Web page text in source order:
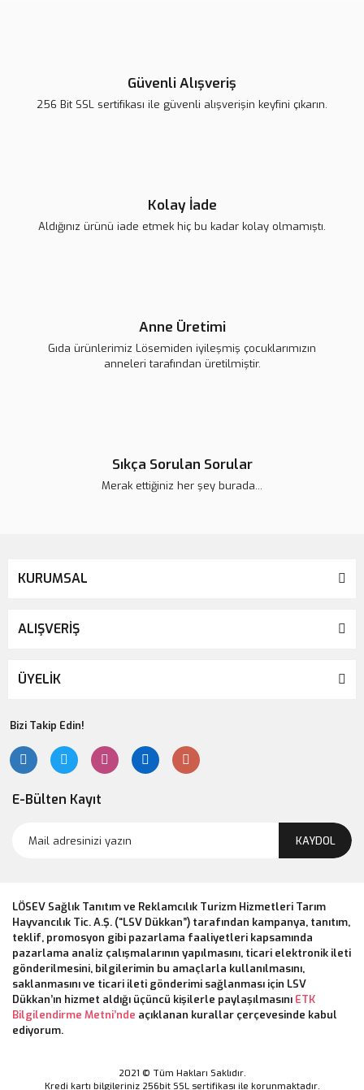
Güvenli Alışveriş
256 Bit SSL sertifikası ile güvenli alışverişin keyfini çıkarın.
Kolay İade
Aldığınız ürünü iade etmek hiç bu kadar kolay olmamıştı.
Anne Üretimi
Gıda ürünlerimiz Lösemiden iyileşmiş çocuklarımızın
anneleri tarafından üretilmiştir.
Sıkça Sorulan Sorular
Merak ettiğiniz her şey burada...
KURUMSAL
ALIŞVERİŞ
ÜYELİK
Bizi Takip Edin!
E-Bülten Kayıt
KAYDOL
LÖSEV Sağlık Tanıtım ve Reklamcılık Turizm Hizmetleri Tarım
Hayvancılık Tic. A.Ş. (“LSV Dükkan”) tarafından kampanya, tanıtım,
teklif, promosyon gibi pazarlama faaliyetleri kapsamında
pazarlama analiz çalışmalarının yapılmasını, ticari elektronik ileti
gönderilmesini, bilgilerimin bu amaçlarla kullanılmasını,
saklanmasını ve ticari ileti gönderimi sağlanması için LSV
Dükkan’ın hizmet aldığı üçüncü kişilerle paylaşılmasını ETK
Bilgilendirme Metni’nde açıklanan kurallar çerçevesinde kabul
ediyorum.
2021 © Tüm Hakları Saklıdır.
Kredi kartı bilgileriniz 256bit SSL sertifikası ile korunmaktadır.